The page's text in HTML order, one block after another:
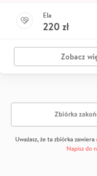
Ela
220 zł
Zobacz
Zbiórka
Uważasz, że ta zbiórka zawiera
Napisz do